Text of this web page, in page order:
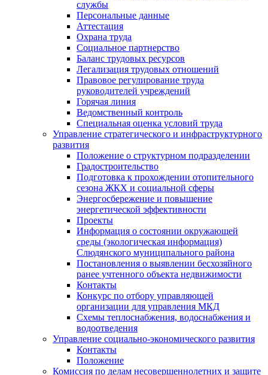
службы
Персональные данные
Аттестация
Охрана труда
Социальное партнерство
Баланс трудовых ресурсов
Легализация трудовых отношений
Правовое регулирование труда
руководителей учреждений
Горячая линия
Ведомственный контроль
Специальная оценка условий труда
Управление стратегического и инфраструктурного
развития
Положение о структурном подразделении
Градостроительство
Подготовка к прохождении отопительного
сезона ЖКХ и социальной сферы
Энергосбережение и повышение
энергетической эффективности
Проекты
Информация о состоянии окружающей
среды (экологическая информация)
Слюдянского муниципального района
Постановления о выявлении бесхозяйного
ранее учтенного объекта недвижимости
Контакты
Конкурс по отбору управляющей
организации для управления МКД
Схемы теплоснабжения, водоснабжения и
водоотведения
Управление социально-экономического развития
Контакты
Положение
Комиссия по делам несовершеннолетних и защите